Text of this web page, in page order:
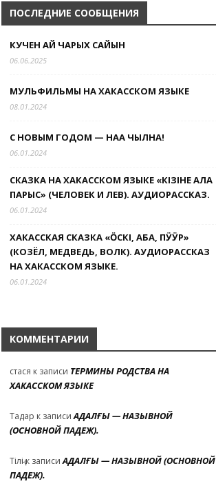
ПОСЛЕДНИЕ СООБЩЕНИЯ
КУЧЕН АЙ ЧАРЫХ САЙЫН
06.06.2025
МУЛЬФИЛЬМЫ НА ХАКАССКОМ ЯЗЫКЕ
08.01.2024
С НОВЫМ ГОДОМ — НАА ЧЫЛНАҢ!
06.01.2024
СКАЗКА НА ХАКАССКОМ ЯЗЫКЕ «КIЗIНЕҢ АЛА
ПАРЫС» (ЧЕЛОВЕК И ЛЕВ). АУДИОРАССКАЗ.
06.01.2024
ХАКАССКАЯ СКАЗКА «ӦСКI, АБА, ПӰӰР»
(КОЗЁЛ, МЕДВЕДЬ, ВОЛК). АУДИОРАССКАЗ
НА ХАКАССКОМ ЯЗЫКЕ.
06.01.2024
КОММЕНТАРИИ
стася к записи ТЕРМИНЫ РОДСТВА НА
ХАКАССКОМ ЯЗЫКЕ
Тадар к записиАДАЛҒЫ — НАЗЫВНОЙ
(ОСНОВНОЙ ПАДЕЖ).
Тілҷік записиАДАЛҒЫ — НАЗЫВНОЙ (ОСНОВНОЙ
ПАДЕЖ).